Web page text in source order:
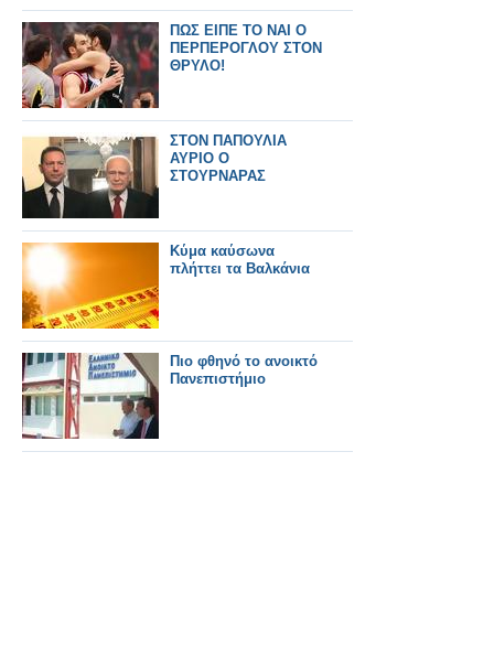
ΠΩΣ ΕΙΠΕ ΤΟ ΝΑΙ Ο
ΠΕΡΠΕΡΟΓΛΟΥ ΣΤΟΝ
ΘΡΥΛΟ!
ΣΤΟΝ ΠΑΠΟΥΛΙΑ
ΑΥΡΙΟ Ο
ΣΤΟΥΡΝΑΡΑΣ
Κύμα καύσωνα
πλήττει τα Βαλκάνια
Πιο φθηνό το ανοικτό
Πανεπιστήμιο